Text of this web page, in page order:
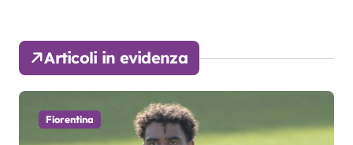
Articoli in evidenza
Fiorentina